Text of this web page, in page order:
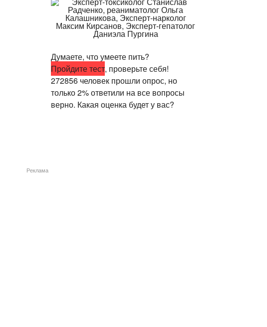
Думаете, что умеете пить?
Пройдите тест, проверьте себя!
272856 человек прошли опрос, но
только 2% ответили на все вопросы
верно. Какая оценка будет у вас?
Реклама